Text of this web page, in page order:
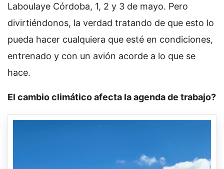
Laboulaye Córdoba, 1, 2 y 3 de mayo. Pero
divirtiéndonos, la verdad tratando de que esto lo
pueda hacer cualquiera que esté en condiciones,
entrenado y con un avión acorde a lo que se
hace.
El cambio climático afecta la agenda de trabajo?